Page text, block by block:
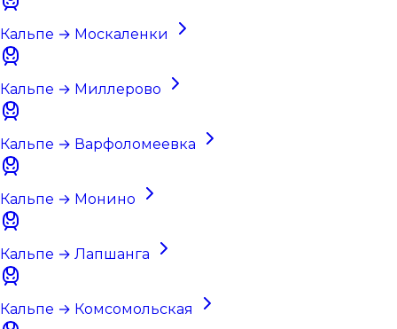
Кальпе → Москаленки
Кальпе → Миллерово
Кальпе → Варфоломеевка
Кальпе → Монино
Кальпе → Лапшанга
Кальпе → Комсомольская